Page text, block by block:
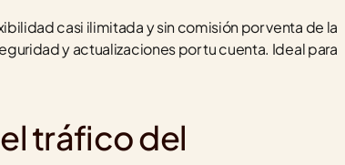
casi ilimitada y sin comisión por venta de la
y actualizaciones por tu cuenta. Ideal para
tráfico del